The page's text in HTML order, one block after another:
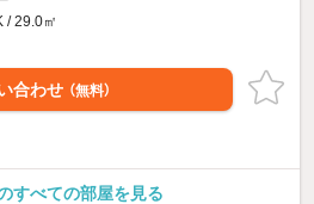
/ 29.0㎡
合わせ （無料）
すべての部屋を見る